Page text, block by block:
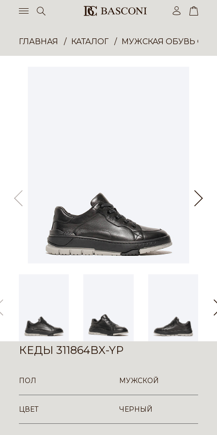
ГЛАВНАЯ КАТАЛОГ МУЖСКАЯ ОБУВЬ
КЕДЫ 311864BX-YP
ПОЛ МУЖСКОЙ
ЦВЕТ ЧЕРНЫЙ